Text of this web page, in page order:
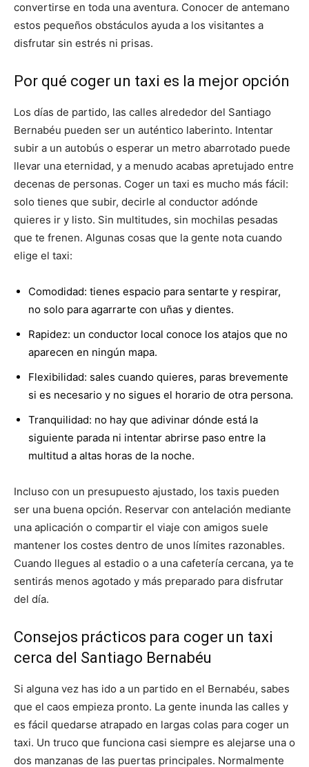
convertirse en toda una aventura. Conocer de antemano
estos pequeños obstáculos ayuda a los visitantes a
disfrutar sin estrés ni prisas.
Por qué coger un taxi es la mejor opción
Los días de partido, las calles alrededor del Santiago
Bernabéu pueden ser un auténtico laberinto. Intentar
subir a un autobús o esperar un metro abarrotado puede
llevar una eternidad, y a menudo acabas apretujado entre
decenas de personas. Coger un taxi es mucho más fácil:
solo tienes que subir, decirle al conductor adónde
quieres ir y listo. Sin multitudes, sin mochilas pesadas
que te frenen. Algunas cosas que la gente nota cuando
elige el taxi:
Comodidad: tienes espacio para sentarte y respirar,
no solo para agarrarte con uñas y dientes.
Rapidez: un conductor local conoce los atajos que no
aparecen en ningún mapa.
Flexibilidad: sales cuando quieres, paras brevemente
si es necesario y no sigues el horario de otra persona.
Tranquilidad: no hay que adivinar dónde está la
siguiente parada ni intentar abrirse paso entre la
multitud a altas horas de la noche.
Incluso con un presupuesto ajustado, los taxis pueden
ser una buena opción. Reservar con antelación mediante
una aplicación o compartir el viaje con amigos suele
mantener los costes dentro de unos límites razonables.
Cuando llegues al estadio o a una cafetería cercana, ya te
sentirás menos agotado y más preparado para disfrutar
del día.
Consejos prácticos para coger un taxi
cerca del Santiago Bernabéu
Si alguna vez has ido a un partido en el Bernabéu, sabes
que el caos empieza pronto. La gente inunda las calles y
es fácil quedarse atrapado en largas colas para coger un
taxi. Un truco que funciona casi siempre es alejarse una o
dos manzanas de las puertas principales. Normalmente